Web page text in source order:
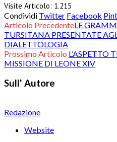
Visite Articolo: 1.215
Condividi Twitter Facebook
Articolo PrecedenteLE
TURSITANA PRESENTATE
DIALETTOLOGIA
Prossimo Articolo L’ASPETTO
MISSIONE DI LEONE XIV
Sull' Autore
Redazione
Website